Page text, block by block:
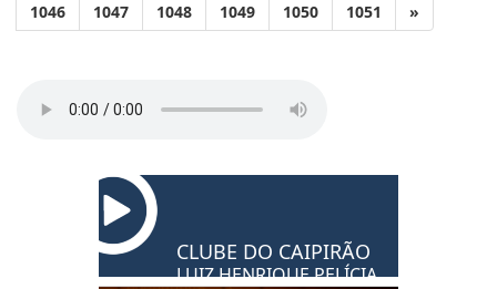
1046
1047 1048 1049 1050 1051 »
CLUBE DO CAIPIRÃO
LUIZ HENRIQUE PELÍCIA